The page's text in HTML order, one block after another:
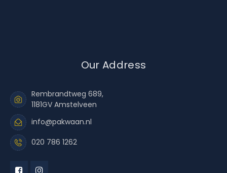
Our Address
Rembrandtweg 689,
1181GV Amstelveen
info@pakwaan.nl
020 786 1262